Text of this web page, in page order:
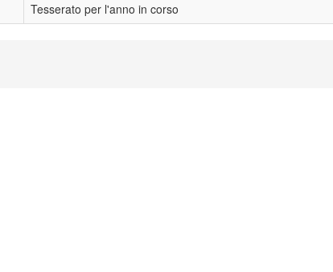
Tesserato per l'anno in corso